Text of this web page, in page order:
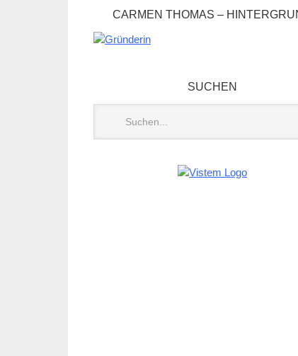
CARMEN THOMAS –
SUCHEN